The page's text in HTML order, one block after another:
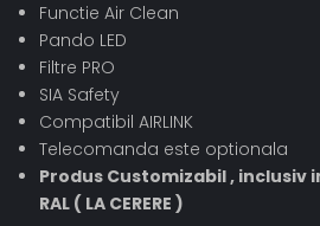
Functie Air Clean
Pando LED
Filtre PRO
SIA Safety
Compatibil AIRLINK
Telecomanda este optionala
Produs Customizabil , inclusiv
RAL ( LA CERERE )